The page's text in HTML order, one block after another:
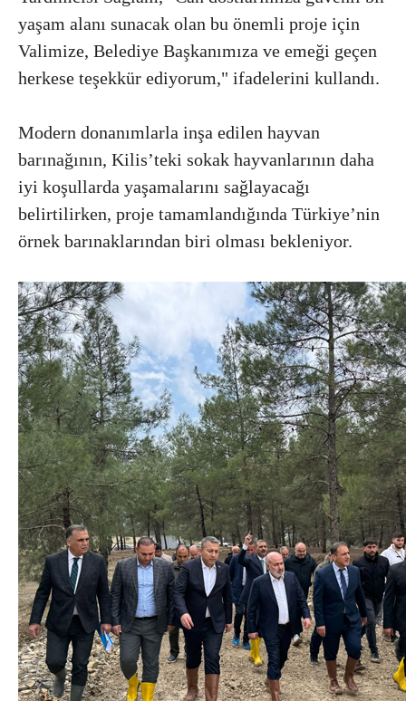
yaşam alanı sunacak olan bu önemli proje için
Valimize, Belediye Başkanımıza ve emeği geçen
herkese teşekkür ediyorum," ifadelerini kullandı.
Modern donanımlarla inşa edilen hayvan
barınağının, Kilis’teki sokak hayvanlarının daha
iyi koşullarda yaşamalarını sağlayacağı
belirtilirken, proje tamamlandığında Türkiye’nin
örnek barınaklarından biri olması bekleniyor.